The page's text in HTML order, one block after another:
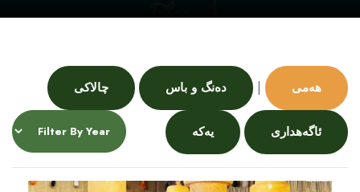
هەمی | دەنگ و باس چالاکی
ئاگەهداری یەکە